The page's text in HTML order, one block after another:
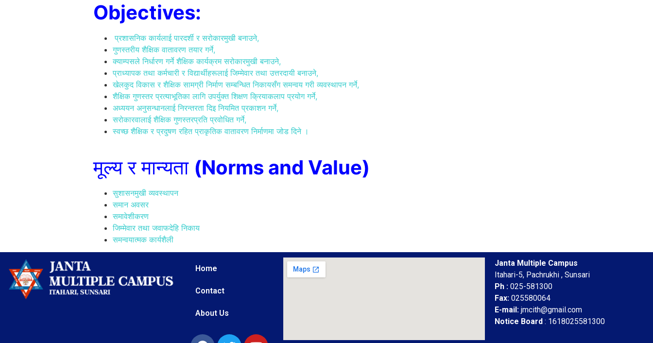
Objectives:
प्रशासनिक कार्यलाई पारदर्शी र सरोकारमुखी बनाउने,
गुणस्तरीय शैक्षिक वातावरण तयार गर्ने,
क्याम्पसले निर्धारण गर्ने शैक्षिक कार्यक्रम सरोकारमुखी बनाउने,
प्राध्यापक तथा कर्मचारी र विद्यार्थीहरूलाई जिम्मेवार तथा उत्तरदायी बनाउने,
खेलकुद विकास र शैक्षिक सामग्री निर्माण सम्बन्धित निकायसँग समन्वय गरी व्यवस्थापन गर्ने,
शैक्षिक गुणस्तर प्रत्याभूतिका लागि उपर्युक्त शिक्षण क्रियाकलाप प्रयोग गर्ने,
अध्ययन अनुसन्धानलाई निरन्तरता दिइ नियमित प्रकाशन गर्ने,
सरोकारवालाई शैक्षिक गुणस्तरप्रति प्रवोधित गर्ने,
स्वच्छ शैक्षिक र प्रदुषण रहित प्राकृतिक वातावरण निर्माणमा जोड दिने ।
मूल्य र मान्यता (Norms and Value)
सुशासनमुखी व्यवस्थापन
समान अवसर
समावेशीकरण
जिम्मेवार तथा जवाफदेहि निकाय
समन्वयात्मक कार्यशैली
Home
Contact
About Us
Janta Multiple Campus
Itahari-5, Pachrukhi , Sunsari
Ph : 025-581300
Fax:025580064
E-mail: jmcith@gmail.com
Notice Board : 1618025581300